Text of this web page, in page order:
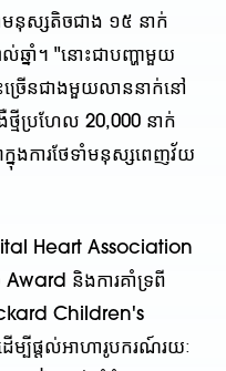
មនុស្ស​តិច​ជាង ១៥ នាក់​
ឆ្នាំ។ "នោះជាបញ្ហាមួយ
ច្រើនជាងមួយលាននាក់នៅ
ថ្មីប្រហែល 20,000 នាក់
នុងការថែទាំមនុស្សពេញវ័យ
Heart Association
និងការគាំទ្រពី
Children's
បីផ្តល់អាហារូបករណ៍រយៈ